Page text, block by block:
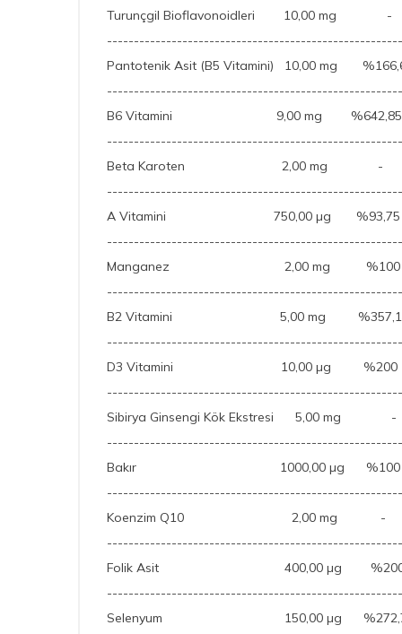
Turunçgil Bioflavonoidleri 10,00 mg -
Pantotenik Asit (B5 Vitamini) 10,00 mg
B6 Vitamini 9,00 mg %642,85
Beta Karoten 2,00 mg -
A Vitamini 750,00 µg %93,75
Manganez 2,00 mg %100
B2 Vitamini 5,00 mg
D3 Vitamini 10,00 µg %200
Sibirya Ginsengi Kök Ekstresi 5,00 mg -
Bakır 1000,00 µg %100
Koenzim Q10 2,00 mg -
Folik Asit 400,00 µg
Selenyum 150,00 µg